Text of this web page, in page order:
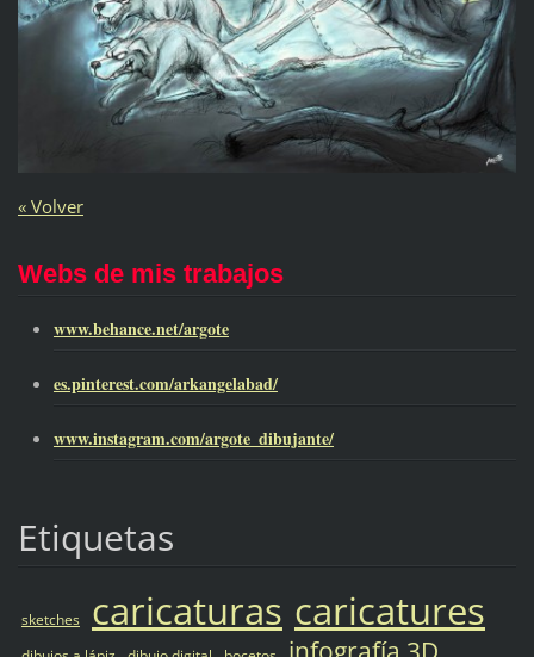
« Volver
Webs de mis trabajos
www.behance.net/argote
es.pinterest.com/arkangelabad/
www.instagram.com/argote_dibujante/
Etiquetas
sketches caricaturas caricatures